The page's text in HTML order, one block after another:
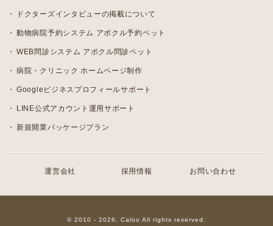
ドクターズインタビューの掲載について
動物病院予約システム アポクル予約ペット
WEB問診システム アポクル問診ペット
病院・クリニック ホームページ制作
Googleビジネスプロフィールサポート
LINE公式アカウント運用サポート
新規開業パッケージプラン
運営会社 採用情報 お問い合わせ
© 2010 - 2026, Caloo All rights reserved.